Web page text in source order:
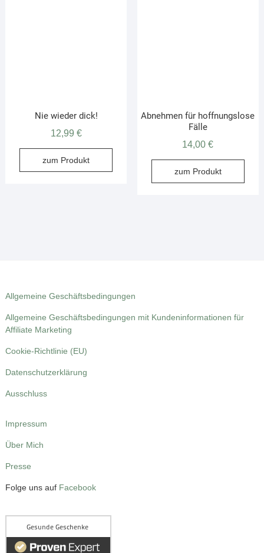
Nie wieder dick!
12,99 €
zum Produkt
Abnehmen für hoffnungslose
Fälle
14,00€
zum Produkt
Allgemeine Geschäftsbedingungen
Allgemeine Geschäftsbedingungen mit Kundeninformationen für
Affiliate Marketing
Cookie-Richtlinie (EU)
Datenschutzerklärung
Ausschluss
Impressum
Über Mich
Presse
Folge uns auf Facebook